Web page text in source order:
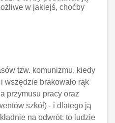
w jakiejś, choćby
tzw. komunizmu, kiedy
wszędzie brakowało rąk
przymusu pracy oraz
szkół) - i dlatego ją
na odwrót: to ludzie